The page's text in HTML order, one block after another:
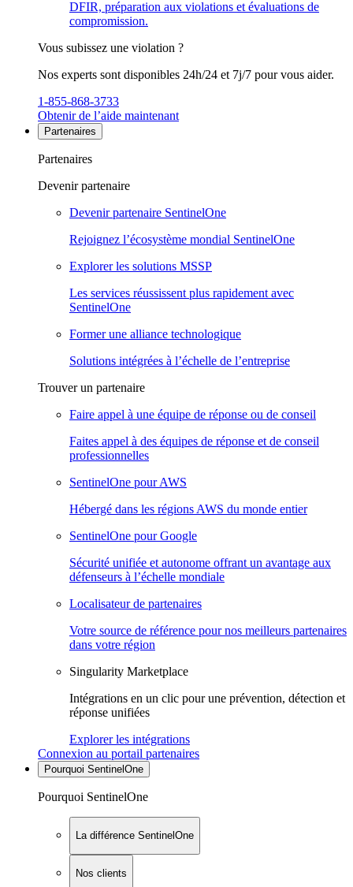
DFIR, préparation aux violations et évaluations de
compromission.
Vous subissez une violation ?
Nos experts sont disponibles 24h/24 et 7j/7 pour vous aider.
1-855-868-3733
Obtenir de l’aide maintenant
Partenaires
Partenaires
Devenir partenaire
Devenir partenaire SentinelOne
Rejoignez l’écosystème mondial SentinelOne
Explorer les solutions MSSP
Les services réussissent plus rapidement avec
SentinelOne
Former une alliance technologique
Solutions intégrées à l’échelle de l’entreprise
Trouver un partenaire
Faire appel à une équipe de réponse ou de conseil
Faites appel à des équipes de réponse et de conseil
professionnelles
SentinelOne pour AWS
Hébergé dans les régions AWS du monde entier
SentinelOne pour Google
Sécurité unifiée et autonome offrant un avantage aux
défenseurs à l’échelle mondiale
Localisateur de partenaires
Votre source de référence pour nos meilleurs partenaires
dans votre région
Singularity Marketplace
Intégrations en un clic pour une prévention, détection et
réponse unifiées
Explorer les intégrations
Connexion au portail partenaires
Pourquoi SentinelOne
Pourquoi SentinelOne
La différence SentinelOne
Nos clients